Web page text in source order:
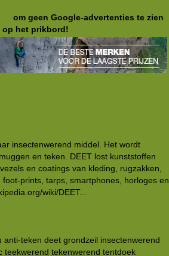
om geen Google-advertenties te zien
op het prikbord!
insectenwerend middel. Het wordt
en teken. DEET lost kunststoffen
en coatings van kleding, rugzakken,
prints, tarps, smartphones, horloges en
wiki/DEET...
anti-teken deet grondzeil insectenwerend
teekwerend tekenwerend tentdoek